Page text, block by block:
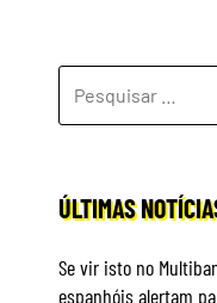
POR:
ÚLTIMAS
Se vir isto no
espanhóis alertam